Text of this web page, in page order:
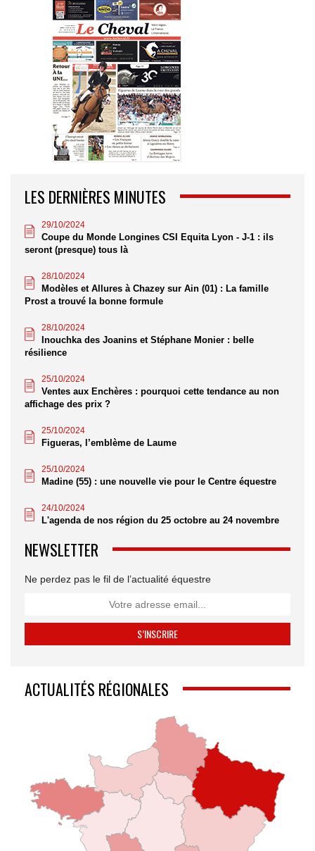
LES DERNIÈRES MINUTES
29/10/2024
Coupe du Monde Longines CSI Equita Lyon - J-1 : ils
seront (presque) tous là
28/10/2024
Modèles et Allures à Chazey sur Ain (01) : La famille
Prost a trouvé la bonne formule
28/10/2024
Inouchka des Joanins et Stéphane Monier : belle
résilience
25/10/2024
Ventes aux Enchères : pourquoi cette tendance au non
affichage des prix ?
25/10/2024
Figueras, l’emblème de Laume
25/10/2024
Madine (55) : une nouvelle vie pour le Centre équestre
24/10/2024
L'agenda de nos région du 25 octobre au 24 novembre
NEWSLETTER
Ne perdez pas le fil de l’actualité équestre
ACTUALITÉS RÉGIONALES